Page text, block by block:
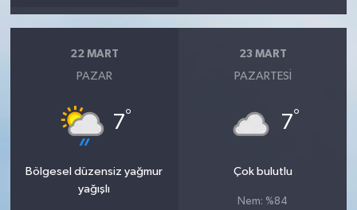
22 MART
PAZAR
7°
Bölgesel düzensiz yağmur
yağışlı
23 MART
PAZARTESI
7°
Çok bulutlu
Nem: %84